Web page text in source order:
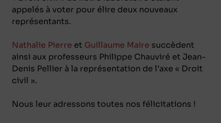
appelés à voter pour élire deux nouveaux
représentants.
Nathalie Pierre et Guillaume Maire succèdent
ainsi aux professeurs Philippe Chauviré et Jean-
Denis Pellier à la représentation de l’axe « Droit
civil ».
Nous leur adressons toutes nos félicitations !